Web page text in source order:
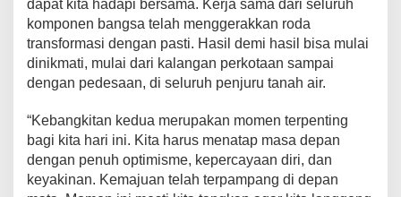
dapat kita hadapi bersama. Kerja sama dari seluruh
komponen bangsa telah menggerakkan roda
transformasi dengan pasti. Hasil demi hasil bisa mulai
dinikmati, mulai dari kalangan perkotaan sampai
dengan pedesaan, di seluruh penjuru tanah air.
“Kebangkitan kedua merupakan momen terpenting
bagi kita hari ini. Kita harus menatap masa depan
dengan penuh optimisme, kepercayaan diri, dan
keyakinan. Kemajuan telah terpampang di depan